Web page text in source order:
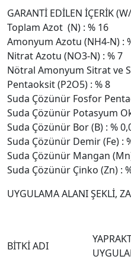
GARANTİ EDİLEN İÇERİK
Toplam Azot (N) : % 16
Amonyum Azotu (NH4-N) :
Nitrat Azotu (NO3-N) : % 7
Nötral Amonyum Sitrat ve
Pentaoksit (P2O5) : % 8
Suda Çözünür Fosfor
Suda Çözünür Potasyum
Suda Çözünür Bor (B) : %
Suda Çözünür Demir (Fe) :
Suda Çözünür Mangan
Suda Çözünür Çinko (Zn) :
UYGULAMA ALANI ŞEKLİ,
BİTKİ ADI